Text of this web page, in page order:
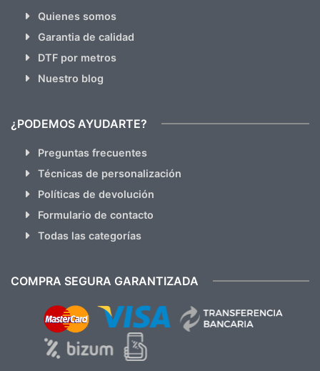
Quienes somos
Garantia de calidad
DTF por metros
Nuestro blog
¿PODEMOS AYUDARTE?
Preguntas frecuentes
Técnicas de personalización
Políticas de devolución
Formulario de contacto
Todas las categorías
COMPRA SEGURA GARANTIZADA